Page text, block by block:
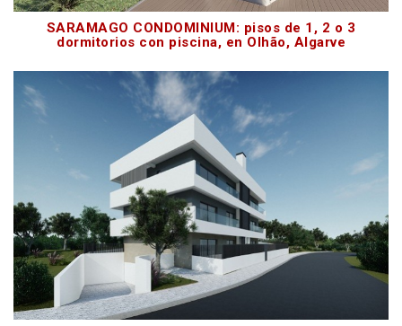
SARAMAGO CONDOMINIUM: pisos de 1, 2 o 3
dormitorios con piscina, en Olhão, Algarve